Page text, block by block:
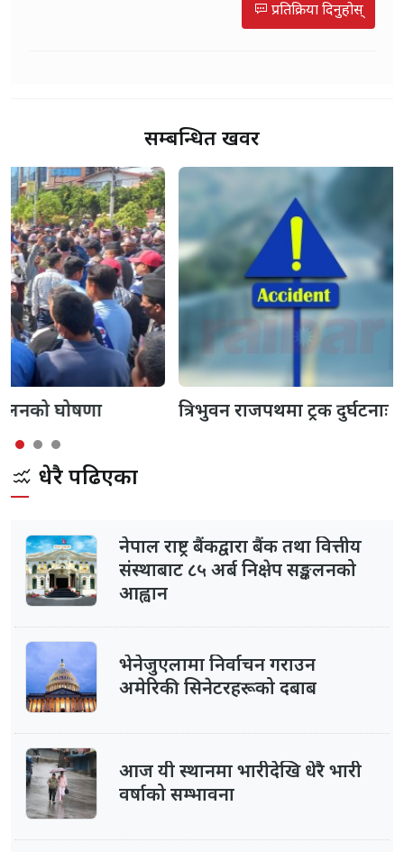
प्रतिक्रिया दिनुहोस्
सम्बन्धित खवर
त्रिभुवन राजपथमा ट्रक दुर्घटनाः एकको मृत्यु, दुई घाइते
धेरै पढिएका
नेपाल राष्ट्र बैंकद्वारा बैंक तथा वित्तीय
संस्थाबाट ८५ अर्ब निक्षेप सङ्कलनको
आह्वान
भेनेजुएलामा निर्वाचन गराउन
अमेरिकी सिनेटरहरूको दबाब
आज यी स्थानमा भारीदेखि धेरै भारी
वर्षाको सम्भावना